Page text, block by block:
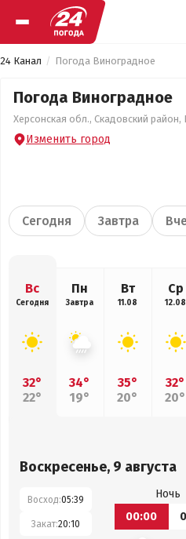
24 Канал Погода Виноградное
Погода Виноградное
Херсонская обл., Скадовский
Изменить город
Сегодня Завтра
Вс
Сегодня
32°
22°
Пн
Завтра
34°
19°
Вт
11.08
35°
20°
Ср
12.08
32°
20°
Воскресенье, 9 августа
Восход:05:39
Закат:20:10
Ночь
00:00